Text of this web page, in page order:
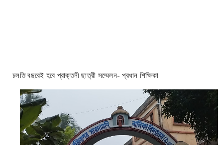
চলতি বছরেই হবে প্রাক্তনী ছাত্রী সম্মেলন- প্রধান শিক্ষিকা